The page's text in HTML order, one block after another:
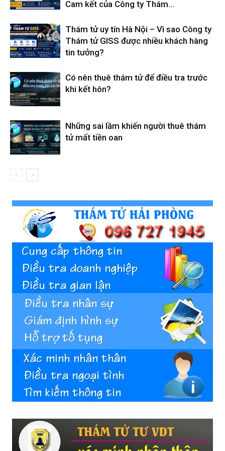
Cam kết của Công ty Thám...
Thám tử uy tín Hà Nội – Vì sao Công ty
Thám tử GISS được nhiều khách hàng
tin tưởng?
Có nên thuê thám tử để điều tra trước
khi kết hôn?
Những sai lầm khiến người thuê thám
tử mất tiền oan